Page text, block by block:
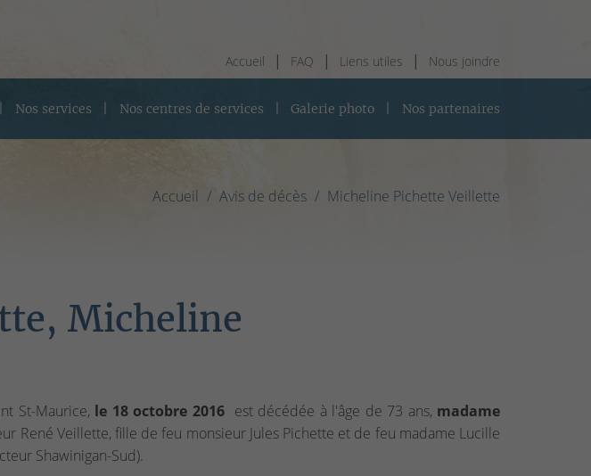
Accueil FAQ Liens utiles Nous joindre
Nos services Nos centres de services Galerie photo Nos partenaires
Accueil Avis de décès Micheline Pichette Veillette
Micheline
St-Maurice, le 18 octobre 2016 est décédée à l'âge de 73 ans, madame
René Veillette, fille de feu monsieur Jules Pichette et de feu madame Lucille
Shawinigan-Sud).